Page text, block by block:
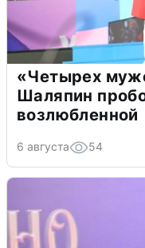
«Четырех
Шаляпин
возлюбленной
6 августа 54